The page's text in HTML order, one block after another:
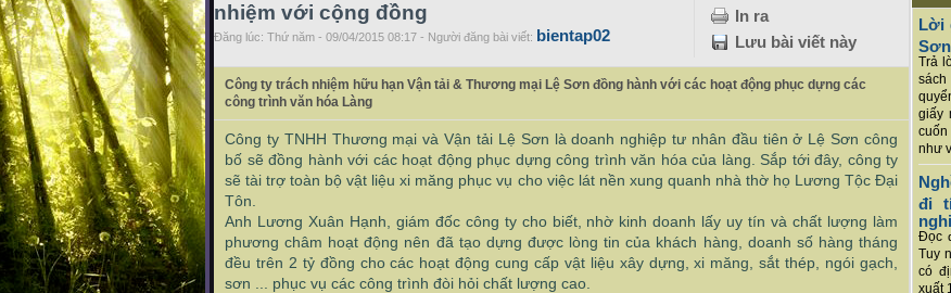
In ra
Lưu bài viết này
nhiệm với cộng đồng
Đăng lúc: Thứ năm - 09/04/2015 08:17 - Người đăng bài viết: bientap02
Công ty trách nhiệm hữu hạn Vận tải & Thương mại Lệ Sơn đồng hành với các hoạt động phục dựng các
công trình văn hóa Làng
Công ty TNHH Thương mại và Vận tải Lệ Sơn là doanh nghiệp tư nhân đầu tiên ở Lệ Sơn công
bố sẽ đồng hành với các hoạt động phục dựng công trình văn hóa của làng. Sắp tới đây, công ty
sẽ tài trợ toàn bộ vật liệu xi măng phục vụ cho việc lát nền xung quanh nhà thờ họ Lương Tộc Đại
Tôn.
Anh Lương Xuân Hạnh, giám đốc công ty cho biết, nhờ kinh doanh lấy uy tín và chất lượng làm
phương châm hoạt động nên đã tạo dựng được lòng tin của khách hàng, doanh số hàng tháng
đều trên 2 tỷ đồng cho các hoạt động cung cấp vật liệu xây dựng, xi măng, sắt thép, ngói gạch,
sơn ... phục vụ các công trình đòi hỏi chất lượng cao.
Lời
Sơn
Trả
giấy
cuốn
như
đi
Đọc
Tuy
có
xuất